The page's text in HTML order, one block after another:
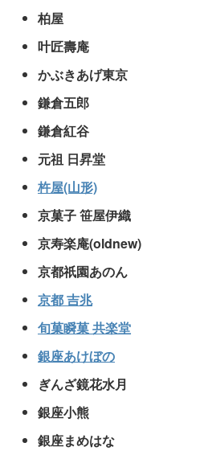
柏屋
叶匠壽庵
かぶきあげ東京
鎌倉五郎
鎌倉紅谷
元祖 日昇堂
杵屋(山形)
京菓子 笹屋伊織
京寿楽庵(oldnew)
京都祇園あのん
京都 吉兆
旬菓瞬菓 共楽堂
銀座あけぼの
ぎんざ鏡花水月
銀座小熊
銀座まめはな